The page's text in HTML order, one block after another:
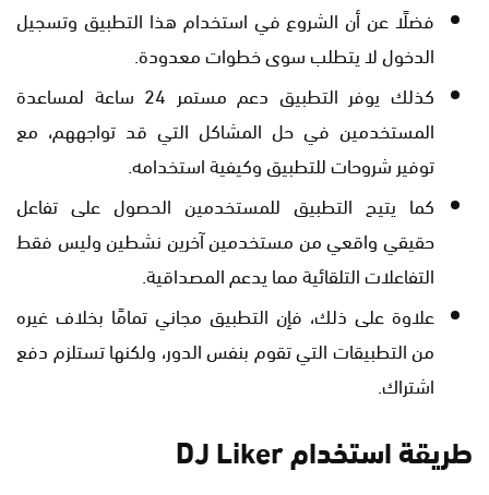
فضلًا عن أن الشروع في استخدام هذا التطبيق وتسجيل
الدخول لا يتطلب سوى خطوات معدودة.
كذلك يوفر التطبيق دعم مستمر 24 ساعة لمساعدة
المستخدمين في حل المشاكل التي قد تواجههم، مع
توفير شروحات للتطبيق وكيفية استخدامه.
كما يتيح التطبيق للمستخدمين الحصول على تفاعل
حقيقي واقعي من مستخدمين آخرين نشطين وليس فقط
التفاعلات التلقائية مما يدعم المصداقية.
علاوة على ذلك، فإن التطبيق مجاني تمامًا بخلاف غيره
من التطبيقات التي تقوم بنفس الدور، ولكنها تستلزم دفع
اشتراك.
طريقة استخدام DJ Liker